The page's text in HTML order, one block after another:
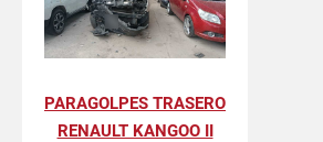
PARAGOLPES TRASERO
RENAULT KANGOO II